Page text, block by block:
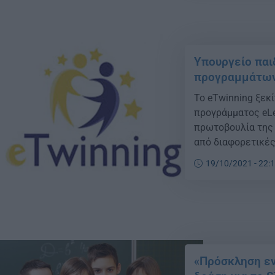
Υπουργείο
Το eTwinning
προγράμματος
πρωτοβουλία
από
Πληροφορίας και
αποκομίσουν
19/10/2021 -
«Πρόσκληση